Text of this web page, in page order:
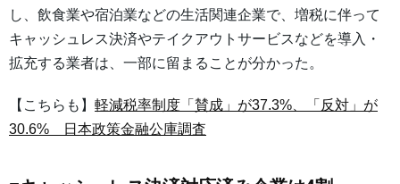
し、飲食業や宿泊業などの生活関連企業で、増税に伴って
キャッシュレス決済やテイクアウトサービスなどを導入・
拡充する業者は、一部に留まることが分かった。
【こちらも】 軽減税率制度「賛成」が37.3%、「反対」が
30.6% 日本政策金融公庫調査